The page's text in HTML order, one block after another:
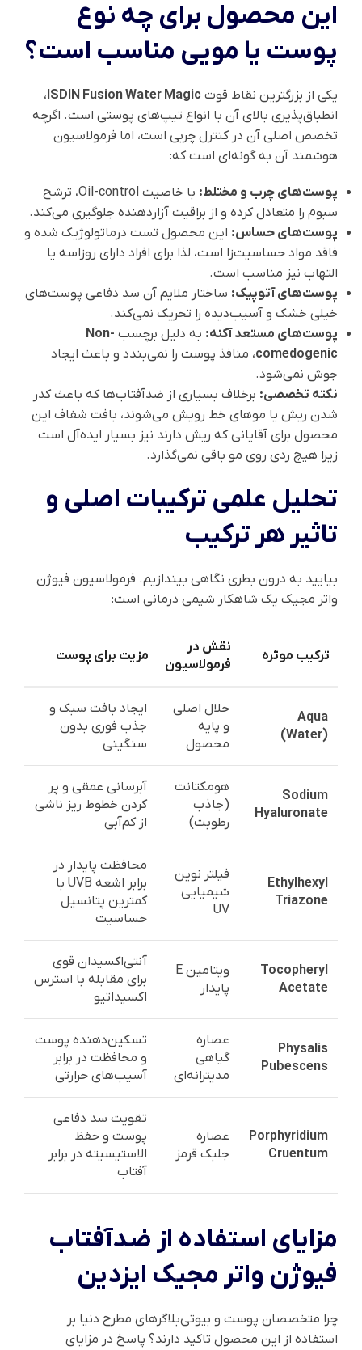
این محصول برای چه نوع
پوست یا مویی مناسب است؟
یکی از بزرگترین نقاط قوت ISDIN Fusion Water Magic،
انطباق‌پذیری بالای آن با انواع تیپ‌های پوستی است. اگرچه
تخصص اصلی آن در کنترل چربی است، اما فرمولاسیون
هوشمند آن به گونه‌ای است که:
پوست‌های چرب و مختلط:
با خاصیت Oil-control، ترشح
سبوم را متعادل کرده و از براقیت آزاردهنده جلوگیری می‌کند.
پوست‌های حساس: این محصول تست درماتولوژیک شده و
فاقد مواد حساسیت‌زا است، لذا برای افراد دارای روزاسه یا
التهاب نیز مناسب است.
پوست‌های آتوپیک: ساختار ملایم آن سد دفاعی پوست‌های
خیلی خشک و آسیب‌دیده را تحریک نمی‌کند.
پوست‌های مستعد آکنه: به دلیل برچسب Non-
comedogenic، منافذ پوست را نمی‌بندد و باعث ایجاد
جوش نمی‌شود.
نکته تخصصی: برخلاف بسیاری از ضدآفتاب‌ها که باعث کدر
شدن ریش یا موهای خط رویش می‌شوند، بافت شفاف این
محصول برای آقایانی که ریش دارند نیز بسیار ایده‌آل است
زیرا هیچ ردی روی مو باقی نمی‌گذارد.
تحلیل علمی ترکیبات اصلی و
تاثیر هر ترکیب
بیایید به درون بطری نگاهی بیندازیم. فرمولاسیون فیوژن
واتر مجیک یک شاهکار شیمی درمانی است:
ترکیب موثره
نقش در
فرمولاسیون
مزیت برای پوست
Aqua
(Water)
حلال اصلی
و پایه
محصول
ایجاد بافت سبک و
جذب فوری بدون
سنگینی
Sodium
Hyaluronate
هومکتانت
(جاذب
رطوبت)
آبرسانی عمقی و پر
کردن خطوط ریز ناشی
از کم‌آبی
Ethylhexyl
Triazone
فیلتر نوین
شیمیایی
UV
محافظت پایدار در
برابر اشعه UVB با
کمترین پتانسیل
حساسیت
Tocopheryl
Acetate
ویتامین E
پایدار
آنتی‌اکسیدان قوی
برای مقابله با استرس
اکسیداتیو
Physalis
Pubescens
عصاره
گیاهی
مدیترانه‌ای
تسکین‌دهنده پوست
و محافظت در برابر
آسیب‌های حرارتی
Porphyridium
Cruentum
عصاره
جلبک قرمز
تقویت سد دفاعی
پوست و حفظ
الاستیسیته در برابر
آفتاب
مزایای استفاده از ضدآفتاب
فیوژن واتر مجیک ایزدین
چرا متخصصان پوست و بیوتی‌بلاگرهای مطرح دنیا بر
استفاده از این محصول تاکید دارند؟ پاسخ در مزایای